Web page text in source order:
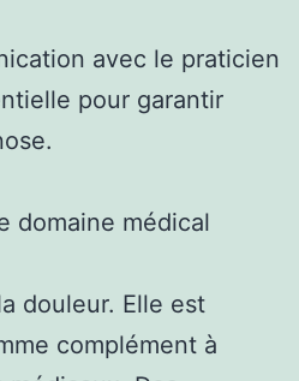
avec le praticien
pour garantir
domaine médical
douleur. Elle est
complément à